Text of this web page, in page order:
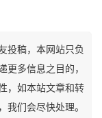
投稿，本网站只负
多信息之目的，
，如本站文章和转
们会尽快处理。